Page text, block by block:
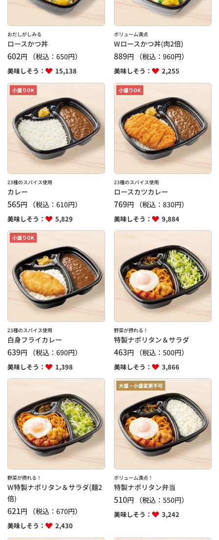
おだしがしみる
ロースかつ丼
602円 （税込： 650円）
美味しそう： 15,138
ボリューム満点
Wロースかつ丼(肉2倍)
889円 （税込：960円）
美味しそう： 2,255
小盛りOK
23種のスパイス使用
カレー
565円 （税込： 610円）
美味しそう： 5,829
小盛りOK
23種のスパイス使用
ロースカツカレー
769円 （税込：830円）
美味しそう： 9,884
小盛りOK
23種のスパイス使用
白身フライカレー
639円 （税込： 690円）
美味しそう： 1,398
野菜が摂れる！
特製ナポリタン＆サラダ
463円 （税込：500円）
美味しそう： 3,866
野菜が摂れる！
W特製ナポリタン＆サラダ(麺2
倍)
621円 （税込： 670円）
美味しそう： 2,430
大盛・小盛変更不可
ボリューム満点！
特製ナポリタン弁当
510円 （税込：550円）
美味しそう： 3,242